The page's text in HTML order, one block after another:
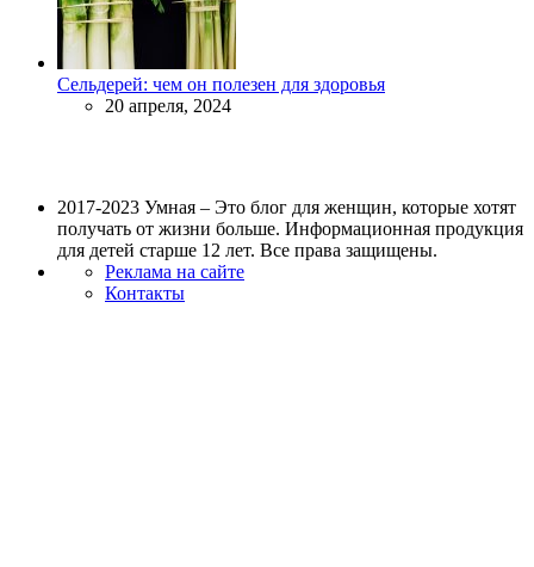
Сельдерей: чем он полезен для здоровья
20 апреля, 2024
2017-2023 Умная – Это блог для женщин, которые хотят
получать от жизни больше. Информационная продукция
для детей старше 12 лет. Все права защищены.
Реклама на сайте
Контакты